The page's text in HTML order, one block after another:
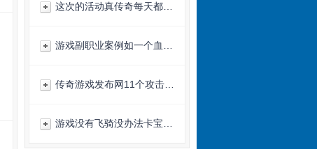
这次的活动真传奇每天都…
游戏副职业案例如一个血…
传奇游戏发布网11个攻击…
游戏没有飞骑没办法卡宝…